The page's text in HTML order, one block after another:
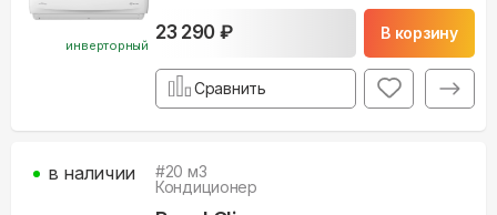
инверторный
23 290 ₽ В корзину
Сравнить
#20 м3
Кондиционер
в наличии